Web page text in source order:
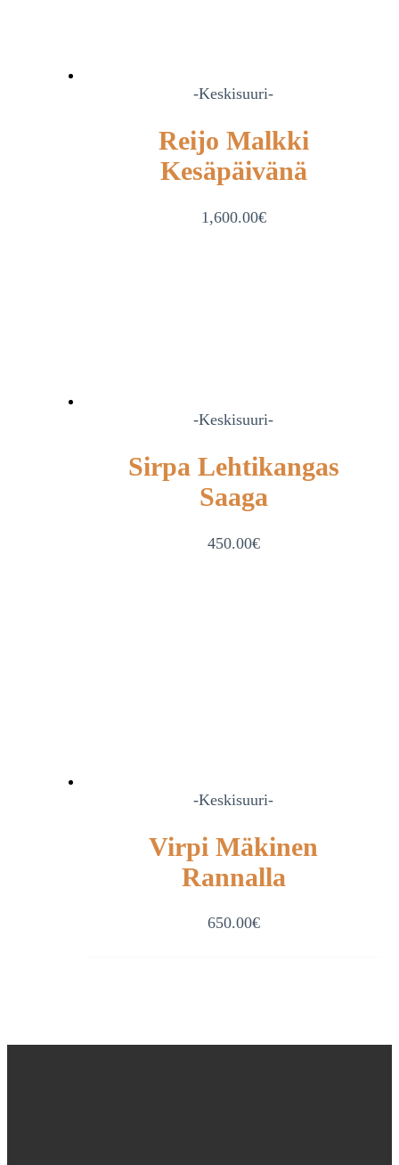
-Keskisuuri-
Reijo Malkki
Kesäpäivänä
1,600.00€
-Keskisuuri-
Sirpa Lehtikangas
Saaga
450.00€
-Keskisuuri-
Virpi Mäkinen
Rannalla
650.00€